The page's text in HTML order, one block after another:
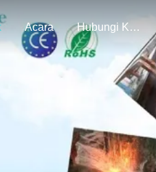
Acara Hubungi Kami